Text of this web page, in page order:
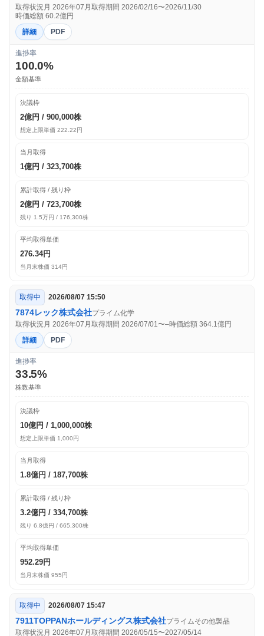
取得状況月 2026年07月取得期間 2026/02/16〜2026/11/30
時価総額 60.2億円
詳細
PDF
進捗率
100.0%
金額基準
決議枠
2億円 / 900,000株
想定上限単価 222.22円
当月取得
1億円 / 323,700株
累計取得 / 残り枠
2億円 / 723,700株
残り 1.5万円 / 176,300株
平均取得単価
276.34円
当月末株価 314円
取得中 2026/08/07 15:50
7874レック株式会社プライム化学
取得状況月 2026年07月取得期間 2026/07/01〜–時価総額 364.1億円
詳細
PDF
進捗率
33.5%
株数基準
決議枠
10億円 / 1,000,000株
想定上限単価 1,000円
当月取得
1.8億円 / 187,700株
累計取得 / 残り枠
3.2億円 / 334,700株
残り 6.8億円 / 665,300株
平均取得単価
952.29円
当月末株価 955円
取得中 2026/08/07 15:47
7911TOPPANホールディングス株式会社プライムその他製品
取得状況月 2026年07月取得期間 2026/05/15〜2027/05/14